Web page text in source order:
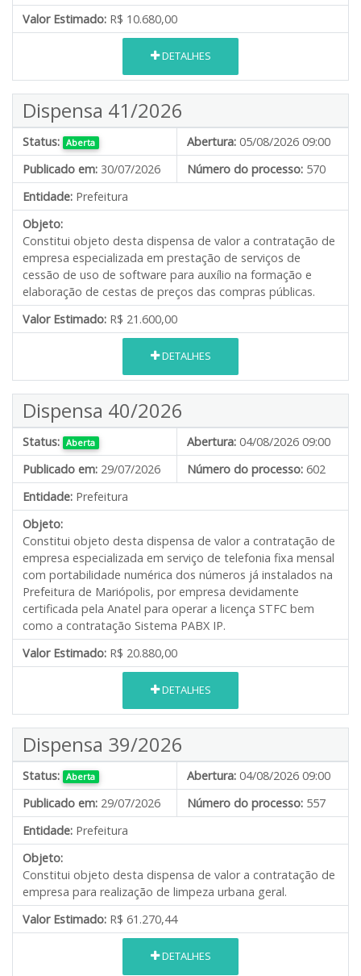
Valor Estimado: R$ 10.680,00
DETALHES
Dispensa 41/2026
Status: Aberta Abertura: 05/08/2026 09:00
Publicado em: 30/07/2026 Número do processo: 570
Entidade: Prefeitura
Objeto:
Constitui objeto desta dispensa de valor a contratação de
empresa especializada em prestação de serviços de
cessão de uso de software para auxílio na formação e
elaboração de cestas de preços das compras públicas.
Valor Estimado: R$ 21.600,00
DETALHES
Dispensa 40/2026
Status: Aberta Abertura: 04/08/2026 09:00
Publicado em: 29/07/2026 Número do processo: 602
Entidade: Prefeitura
Objeto:
Constitui objeto desta dispensa de valor a contratação de
empresa especializada em serviço de telefonia fixa mensal
com portabilidade numérica dos números já instalados na
Prefeitura de Mariópolis, por empresa devidamente
certificada pela Anatel para operar a licença STFC bem
como a contratação Sistema PABX IP.
Valor Estimado: R$ 20.880,00
DETALHES
Dispensa 39/2026
Status: Aberta Abertura: 04/08/2026 09:00
Publicado em: 29/07/2026 Número do processo: 557
Entidade: Prefeitura
Objeto:
Constitui objeto desta dispensa de valor a contratação de
empresa para realização de limpeza urbana geral.
Valor Estimado: R$ 61.270,44
DETALHES